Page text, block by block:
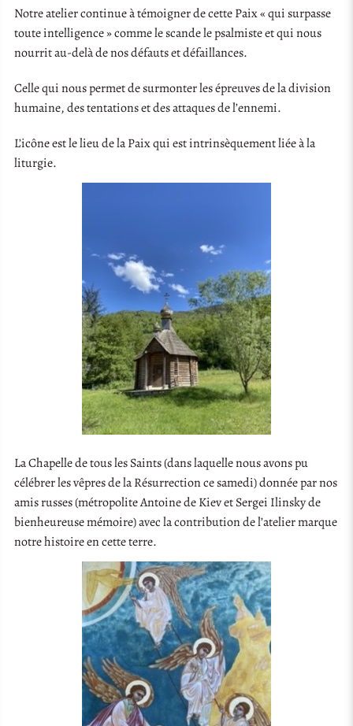
Notre atelier continue à témoigner de cette Paix « qui surpasse
toute intelligence » comme le scande le psalmiste et qui nous
nourrit au-delà de nos défauts et défaillances.
Celle qui nous permet de surmonter les épreuves de la division
humaine, des tentations et des attaques de l’ennemi.
L’icône est le lieu de la Paix qui est intrinsèquement liée à la
liturgie.
La Chapelle de tous les Saints (dans laquelle nous avons pu
célébrer les vêpres de la Résurrection ce samedi) donnée par nos
amis russes (métropolite Antoine de Kiev et Sergei Ilinsky de
bienheureuse mémoire) avec la contribution de l’atelier marque
notre histoire en cette terre.